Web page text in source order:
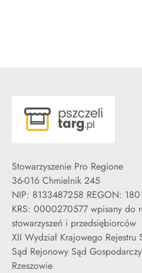
Stowarzyszenie Pro Regione
36-016 Chmielnik 245
NIP: 8133487258 REGON:
KRS: 0000270577 wpisany do
stowarzyszeń i przedsiębiorców
XII Wydział Krajowego Rejestru
Sąd Rejonowy Sąd
Rzeszowie